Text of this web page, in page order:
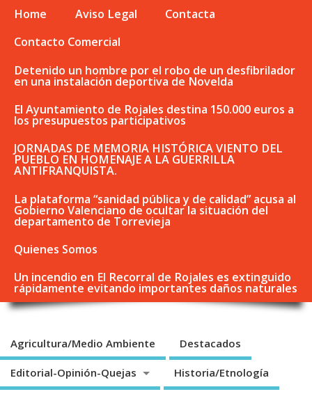
Home Aviso Legal
Contacta
Contacto Comercial
Detenido un hombre por el robo de un desfibrilador
en una instalación deportiva de Novelda
El Ayuntamiento de Rojales destina 150.000 euros a
los presupuestos participativos
JORNADAS DE MEMORIA HISTÓRICA VIENTO DEL
PUEBLO EN HOMENAJE A LA GUERRILLA
ANTIFRANQUISTA.
La plataforma “sanidad pública y de calidad” acusa al
Gobierno Valenciano de ocultar la situación del
departamento de Torrevieja
Quienes Somos
Un incendio en El Recorral de Rojales es extinguido
rápidamente evitando importantes daños naturales
Agricultura/Medio Ambiente Destacados
Editorial-Opinión-Quejas Historia/Etnología